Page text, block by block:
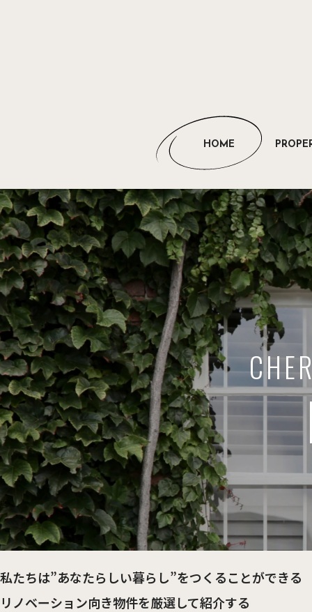
HOME
私たちは”あなたらしい暮らし”をつくることができる
リノベーション向き物件を厳選して紹介する